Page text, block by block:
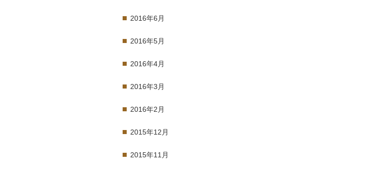
2016年6月
2016年5月
2016年4月
2016年3月
2016年2月
2015年12月
2015年11月